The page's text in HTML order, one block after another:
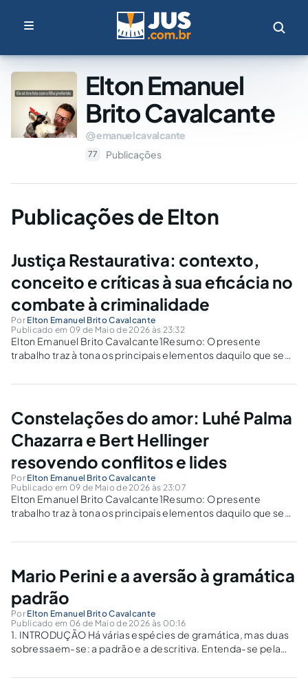
Elton Emanuel
Brito Cavalcante
emanuelcavalcante
77 Publicações
Publicações de Elton
Justiça Restaurativa: contexto,
conceito e críticas à sua eficácia no
combate à criminalidade
Por Elton Emanuel Brito Cavalcante
Publicado em 09 de Maio de 2026 às 23:32
Elton Emanuel Brito Cavalcante1Resumo: O presente
trabalho traz à tona os principais elementos daquilo que se
sua evolução histórica, sua eficácia jurídica e suas principais
as...
Constelações do amor: Luhé Palma
Chazarra e Bert Hellinger
resovendo conflitos e lides
Por Elton Emanuel Brito Cavalcante
Publicado em 09 de Maio de 2026 às 23:07
Elton Emanuel Brito Cavalcante1Resumo: O presente
trabalho traz à tona os principais elementos daquilo que se
psicanalítica criada pelo alemão Bert Hellinger e divulgada
Mario Perini e a aversão à gramática
padrão
Por Elton Emanuel Brito Cavalcante
Publicado em 06 de Maio de 2026 às 00:16
1. INTRODUÇÃO Há várias espécies de gramática, mas duas
sobressaem-se: a padrão e a descritiva. Entenda-se pela
um aprimoramento lógico-linguístico na escrita e na leitura,